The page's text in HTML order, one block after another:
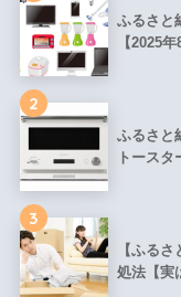
ふるさと
【2025
2
ふるさと
トース
3
【ふる
処法【実